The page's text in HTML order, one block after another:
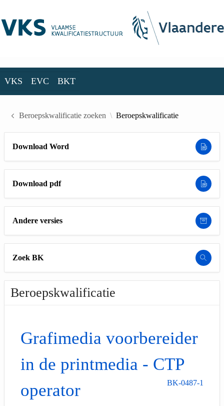
VKS EVC BKT
Beroepskwalificatie zoeken Beroepskwalificatie
Download Word
Download pdf
Andere versies
Zoek BK
Beroepskwalificatie
Grafimedia voorbereider
in de printmedia - CTP
operator
BK-0487-1